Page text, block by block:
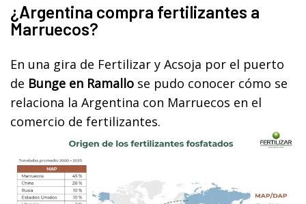
¿Argentina compra fertilizantes a
Marruecos?
En una gira de Fertilizar y Acsoja por el puerto
de Bunge en Ramallo se pudo conocer cómo se
relaciona la Argentina con Marruecos en el
comercio de fertilizantes.